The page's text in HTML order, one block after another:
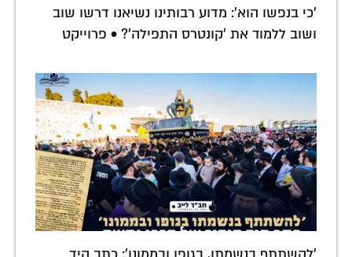
'כי בנפשו הוא': מדוע רבותינו נשיאנו דרשו שוב
ושוב ללמוד את 'קונטרס התפילה'? • פרוייקט